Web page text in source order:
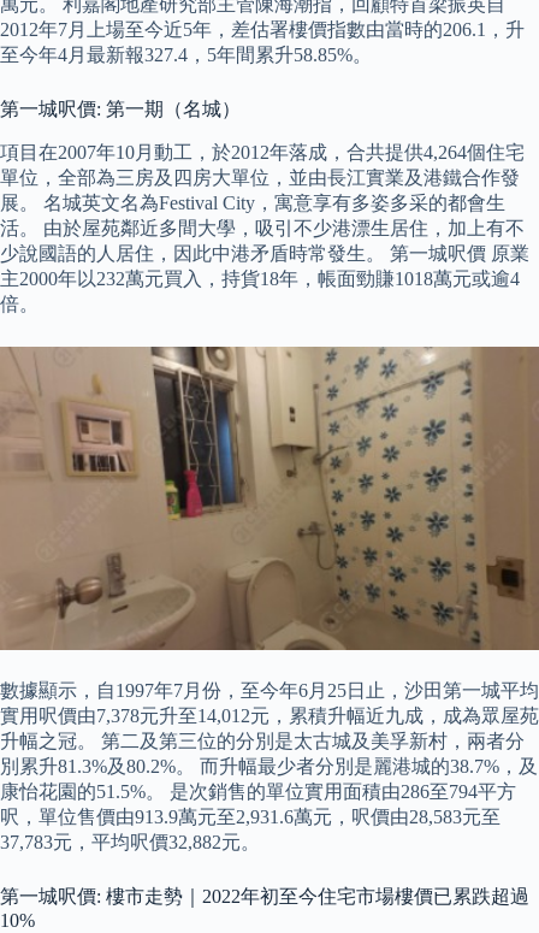
2012年7月上場至今近5年，差估署樓價指數由當時的206.1，升
至今年4月最新報327.4，5年間累升58.85%。
第一城呎價: 第一期（名城）
項目在2007年10月動工，於2012年落成，合共提供4,264個住宅
單位，全部為三房及四房大單位，並由長江實業及港鐵合作發
展。 名城英文名為Festival City，寓意享有多姿多采的都會生
活。 由於屋苑鄰近多間大學，吸引不少港漂生居住，加上有不
少說國語的人居住，因此中港矛盾時常發生。 第一城呎價 原業
主2000年以232萬元買入，持貨18年，帳面勁賺1018萬元或逾4
倍。
數據顯示，自1997年7月份，至今年6月25日止，沙田第一城平均
實用呎價由7,378元升至14,012元，累積升幅近九成，成為眾屋苑
升幅之冠。 第二及第三位的分別是太古城及美孚新村，兩者分
別累升81.3%及80.2%。 而升幅最少者分別是麗港城的38.7%，及
康怡花園的51.5%。 是次銷售的單位實用面積由286至794平方
呎，單位售價由913.9萬元至2,931.6萬元，呎價由28,583元至
37,783元，平均呎價32,882元。
第一城呎價: 樓市走勢｜2022年初至今住宅市場樓價已累跌超過
10%